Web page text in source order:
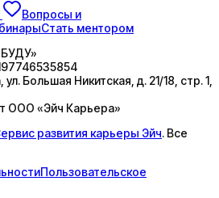
Вопросы и
Стать ментором
Большая Никитская, д. 21/18, стр. 1,
ООО «Эйч Карьера»
развития карьеры Эйч. Все
Пользовательское